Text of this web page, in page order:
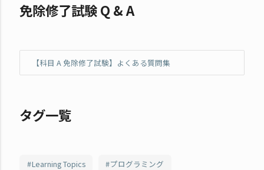
免除修了試験 Q & A
【科目 A 免除修了試験】よくある質問集
タグ一覧
Learning Topics プログラミング